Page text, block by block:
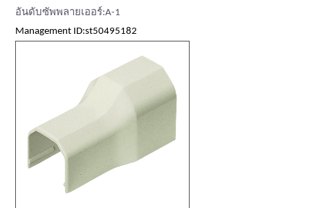
อันดับซัพพลายเออร์:A-1
Management ID:st50495182